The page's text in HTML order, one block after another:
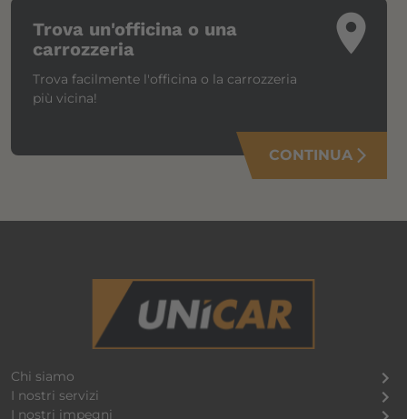
place
Trova un'officina o una
carrozzeria
Trova facilmente l'officina o la carrozzeria
più vicina!
CONTINUA arrow_forward_ios
Chi siamo
I nostri servizi
I nostri impegni